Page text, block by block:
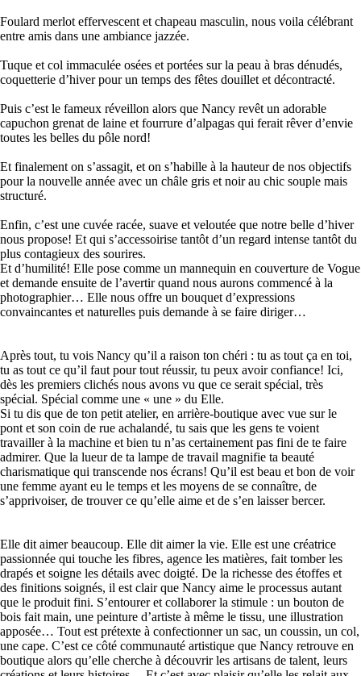
Foulard merlot effervescent et chapeau masculin, nous voila célébrant
entre amis dans une ambiance jazzée.
Tuque et col immaculée osées et portées sur la peau à bras dénudés,
coquetterie d’hiver pour un temps des fêtes douillet et décontracté.
Puis c’est le fameux réveillon alors que Nancy revêt un adorable
capuchon grenat de laine et fourrure d’alpagas qui ferait rêver d’envie
toutes les belles du pôle nord!
Et finalement on s’assagit, et on s’habille à la hauteur de nos objectifs
pour la nouvelle année avec un châle gris et noir au chic souple mais
structuré.
Enfin, c’est une cuvée racée, suave et veloutée que notre belle d’hiver
nous propose! Et qui s’accessoirise tantôt d’un regard intense tantôt du
plus contagieux des sourires.
Et d’humilité! Elle pose comme un mannequin en couverture de Vogue
et demande ensuite de l’avertir quand nous aurons commencé à la
photographier… Elle nous offre un bouquet d’expressions
convaincantes et naturelles puis demande à se faire diriger…
Après tout, tu vois Nancy qu’il a raison ton chéri : tu as tout ça en toi,
tu as tout ce qu’il faut pour tout réussir, tu peux avoir confiance! Ici,
dès les premiers clichés nous avons vu que ce serait spécial, très
spécial. Spécial comme une « une » du Elle.
Si tu dis que de ton petit atelier, en arrière-boutique avec vue sur le
pont et son coin de rue achalandé, tu sais que les gens te voient
travailler à la machine et bien tu n’as certainement pas fini de te faire
admirer. Que la lueur de ta lampe de travail magnifie ta beauté
charismatique qui transcende nos écrans! Qu’il est beau et bon de voir
une femme ayant eu le temps et les moyens de se connaître, de
s’apprivoiser, de trouver ce qu’elle aime et de s’en laisser bercer.
Elle dit aimer beaucoup. Elle dit aimer la vie. Elle est une créatrice
passionnée qui touche les fibres, agence les matières, fait tomber les
drapés et soigne les détails avec doigté. De la richesse des étoffes et
des finitions soignés, il est clair que Nancy aime le processus autant
que le produit fini. S’entourer et collaborer la stimule : un bouton de
bois fait main, une peinture d’artiste à même le tissu, une illustration
apposée… Tout est prétexte à confectionner un sac, un coussin, un col,
une cape. C’est ce côté communauté artistique que Nancy retrouve en
boutique alors qu’elle cherche à découvrir les artisans de talent, leurs